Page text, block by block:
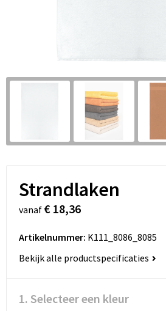
Strandlaken
vanaf € 18,36
Artikelnummer: K111_8086_8085
Bekijk alle productspecificaties
1. Selecteer een kleur